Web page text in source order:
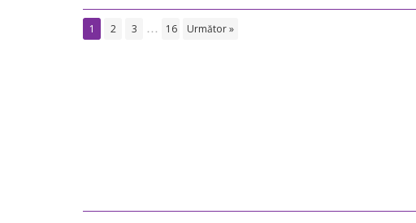
1 2 3 … 16 Următor »